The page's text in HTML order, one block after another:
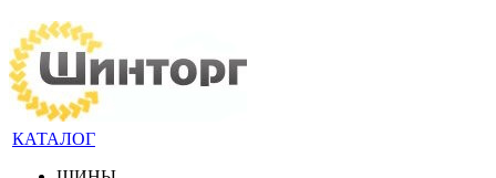
КАТАЛОГ